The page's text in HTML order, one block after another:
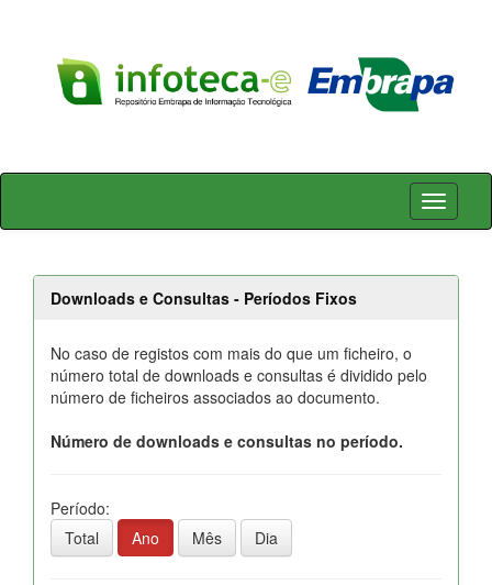
Skip
Downloads e Consultas - Períodos Fixos
No caso de registos com mais do que um ficheiro, o
número total de downloads e consultas é dividido pelo
número de ficheiros associados ao documento.
Número de downloads e consultas no período.
Período:
Total
Ano Mês Dia